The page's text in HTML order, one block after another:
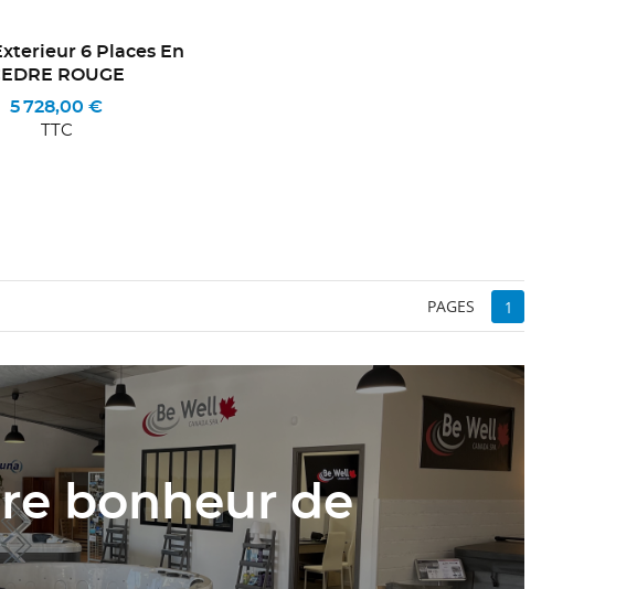
6 Places En
ROUGE
5 728,00 €
TTC
PAGES 1
bonheur de